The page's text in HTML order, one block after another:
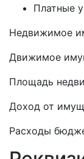
Платные
Недвижимое
Движимое
Площадь
Доход от
Расходы